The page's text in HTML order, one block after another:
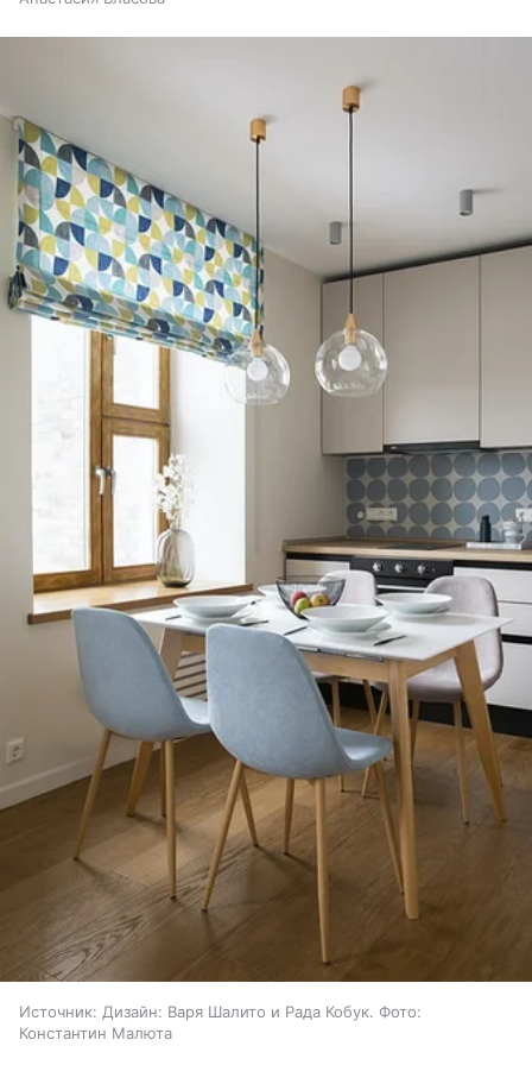
Источник: Дизайн: Варя Шалито и Рада Кобук. Фото:
Константин Малюта